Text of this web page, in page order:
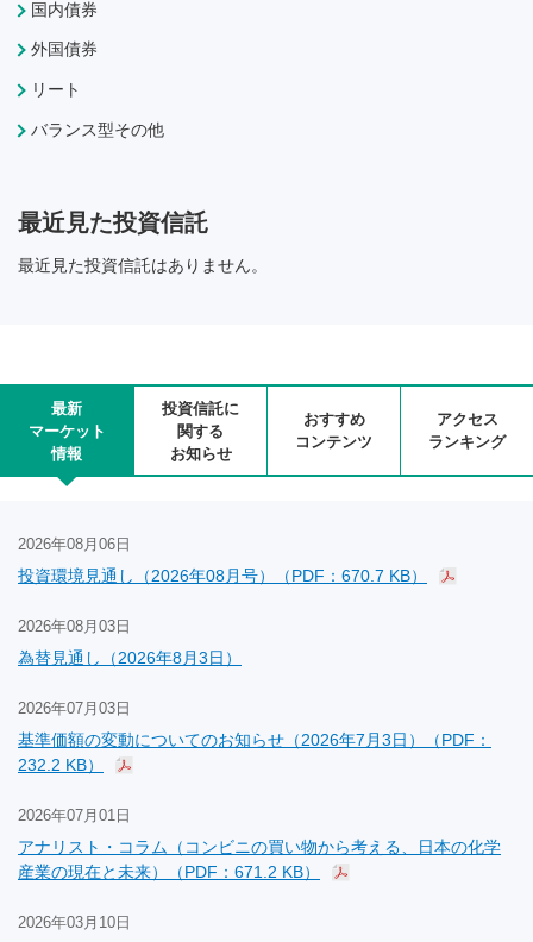
国内債券
外国債券
リート
バランス型その他
最近見た投資信託
最近見た投資信託はありません。
最新
マーケット
情報
投資信託に
関する
お知らせ
おすすめ
コンテンツ
アクセス
ランキング
2026年08月06日
投資環境見通し（2026年08月号）（PDF：670.7 KB）
2026年08月03日
為替見通し（2026年8月3日）
2026年07月03日
基準価額の変動についてのお知らせ（2026年7月3日）（PDF：
232.2 KB）
2026年07月01日
アナリスト・コラム（コンビニの買い物から考える、日本の化学
産業の現在と未来）（PDF：671.2 KB）
2026年03月10日